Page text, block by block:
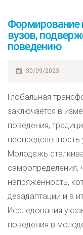
Формирование
вузов,
поведению
30/09/2023
Глобальная
заключается в
поведения,
неопределенность
Молодежь
самоопределения,
напряженность,
дезадаптации и в
Исследования
поведения в